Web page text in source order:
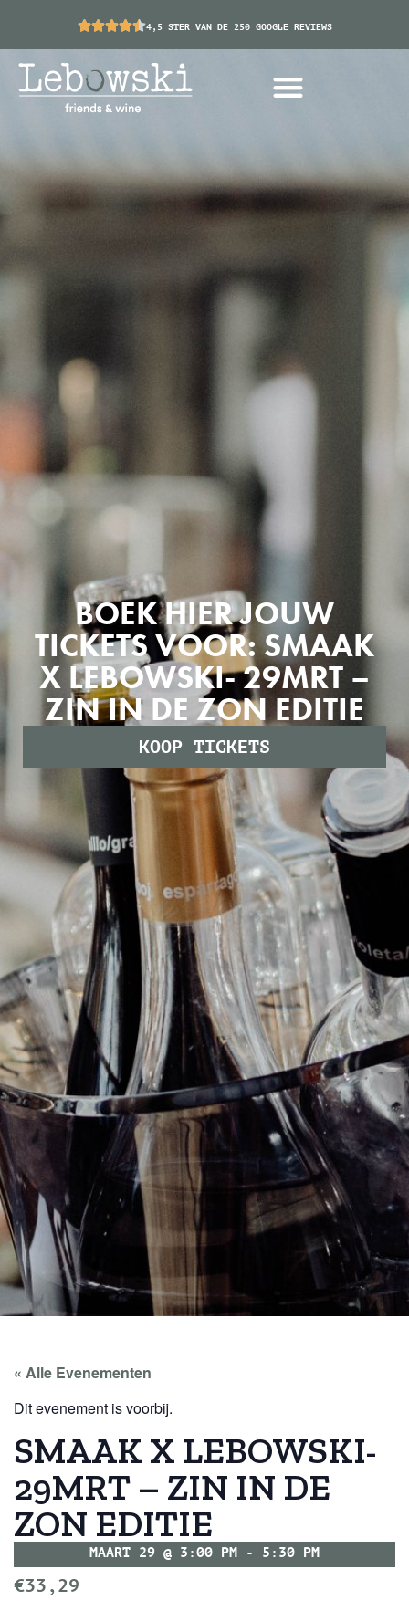
4,5 STER VAN DE 250 GOOGLE REVIEWS
BOEK HIER JOUW
TICKETS VOOR: SMAAK
X LEBOWSKI- 29MRT –
ZIN IN DE ZON EDITIE
KOOP TICKETS
« Alle Evenementen
Dit evenement is voorbij.
SMAAK X LEBOWSKI-
29MRT – ZIN IN DE
ZON EDITIE
MAART 29 @ 3:00 PM - 5:30 PM
€33,29